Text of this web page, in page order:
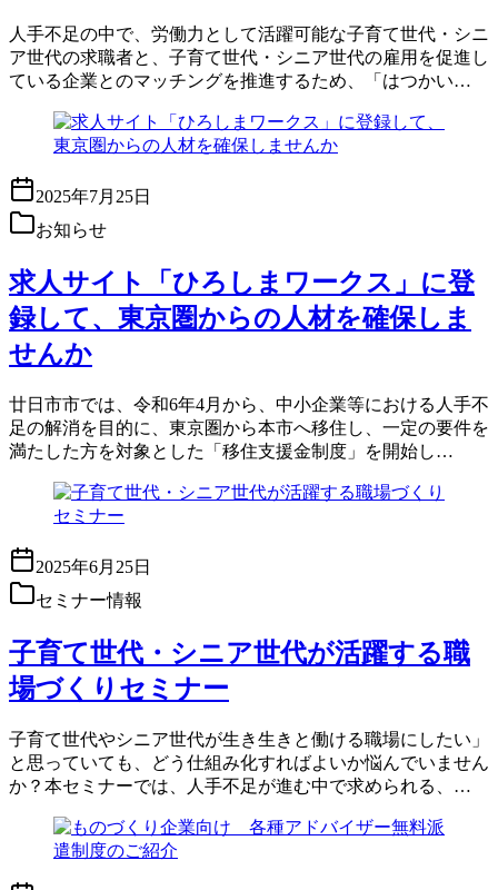
人手不足の中で、労働力として活躍可能な子育て世代・シニ
ア世代の求職者と、子育て世代・シニア世代の雇用を促進し
ている企業とのマッチングを推進するため、「はつかい…
2025年7月25日
お知らせ
求人サイト「ひろしまワークス」に登
録して、東京圏からの人材を確保しま
せんか
廿日市市では、令和6年4月から、中小企業等における人手不
足の解消を目的に、東京圏から本市へ移住し、一定の要件を
満たした方を対象とした「移住支援金制度」を開始し…
2025年6月25日
セミナー情報
子育て世代・シニア世代が活躍する職
場づくりセミナー
子育て世代やシニア世代が生き生きと働ける職場にしたい」
と思っていても、どう仕組み化すればよいか悩んでいません
か？本セミナーでは、人手不足が進む中で求められる、…